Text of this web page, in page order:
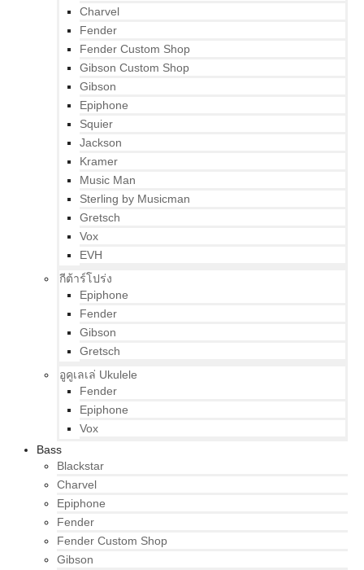
Charvel
Fender
Fender Custom Shop
Gibson Custom Shop
Gibson
Epiphone
Squier
Jackson
Kramer
Music Man
Sterling by Musicman
Gretsch
Vox
EVH
กีต้าร์โปร่ง
Epiphone
Fender
Gibson
Gretsch
อูคูเลเล่ Ukulele
Fender
Epiphone
Vox
Bass
Blackstar
Charvel
Epiphone
Fender
Fender Custom Shop
Gibson